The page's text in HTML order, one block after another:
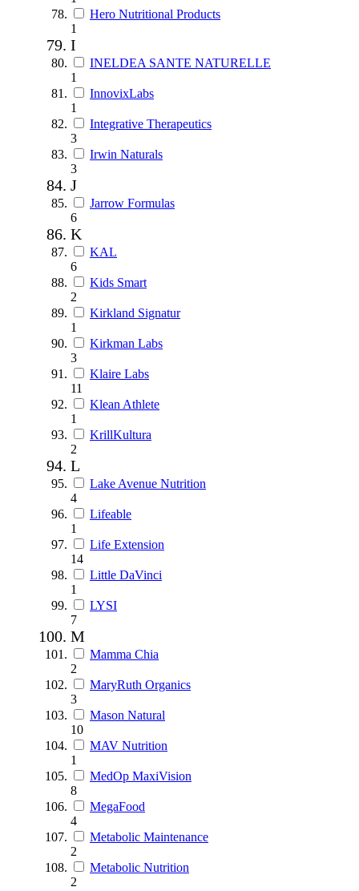
Hero Nutritional Products
1
I
INELDEA SANTE NATURELLE
1
InnovixLabs
1
Integrative Therapeutics
3
Irwin Naturals
3
J
Jarrow Formulas
6
K
KAL
6
Kids Smart
2
Kirkland Signatur
1
Kirkman Labs
3
Klaire Labs
11
Klean Athlete
1
KrillKultura
2
L
Lake Avenue Nutrition
4
Lifeable
1
Life Extension
14
Little DaVinci
1
LYSI
7
M
Mamma Chia
2
MaryRuth Organics
3
Mason Natural
10
MAV Nutrition
1
MedOp MaxiVision
8
MegaFood
4
Metabolic Maintenance
2
Metabolic Nutrition
2